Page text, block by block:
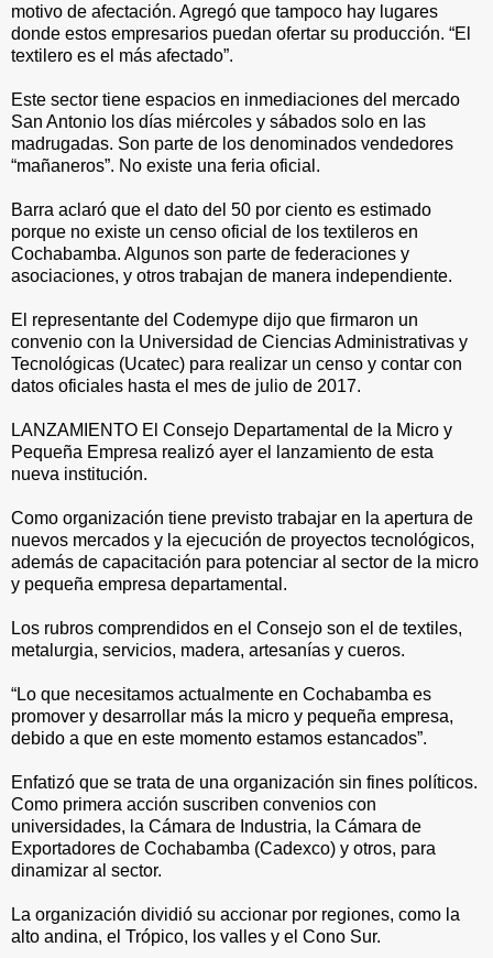
motivo de afectación. Agregó que tampoco hay lugares
donde estos empresarios puedan ofertar su producción. “El
textilero es el más afectado”.
Este sector tiene espacios en inmediaciones del mercado
San Antonio los días miércoles y sábados solo en las
madrugadas. Son parte de los denominados vendedores
“mañaneros”. No existe una feria oficial.
Barra aclaró que el dato del 50 por ciento es estimado
porque no existe un censo oficial de los textileros en
Cochabamba. Algunos son parte de federaciones y
asociaciones, y otros trabajan de manera independiente.
El representante del Codemype dijo que firmaron un
convenio con la Universidad de Ciencias Administrativas y
Tecnológicas (Ucatec) para realizar un censo y contar con
datos oficiales hasta el mes de julio de 2017.
LANZAMIENTO El Consejo Departamental de la Micro y
Pequeña Empresa realizó ayer el lanzamiento de esta
nueva institución.
Como organización tiene previsto trabajar en la apertura de
nuevos mercados y la ejecución de proyectos tecnológicos,
además de capacitación para potenciar al sector de la micro
y pequeña empresa departamental.
Los rubros comprendidos en el Consejo son el de textiles,
metalurgia, servicios, madera, artesanías y cueros.
“Lo que necesitamos actualmente en Cochabamba es
promover y desarrollar más la micro y pequeña empresa,
debido a que en este momento estamos estancados”.
Enfatizó que se trata de una organización sin fines políticos.
Como primera acción suscriben convenios con
universidades, la Cámara de Industria, la Cámara de
Exportadores de Cochabamba (Cadexco) y otros, para
dinamizar al sector.
La organización dividió su accionar por regiones, como la
alto andina, el Trópico, los valles y el Cono Sur.